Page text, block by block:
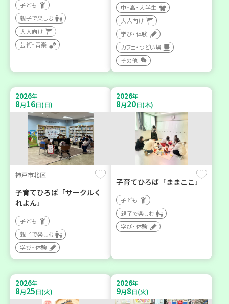
子ども
親子で楽しむ
大人向け
芸術・音楽
中・高・大学生
大人向け
学び・体験
カフェ・つどい場
その他
2026年
8月16日(日)
神戸市北区
子育てひろば「サークルく
れよん」
子ども
親子で楽しむ
学び・体験
2026年
8月20日(木)
子育てひろば「ままここ」
子ども
親子で楽しむ
学び・体験
2026年
8月25日(火)
2026年
9月8日(火)